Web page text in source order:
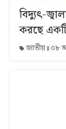
বিদ্যুৎ-
করছে একটি
জাতীয় ০৮